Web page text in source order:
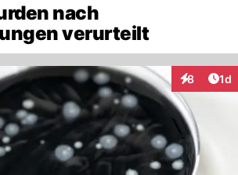
nach
verurteilt
8 1d